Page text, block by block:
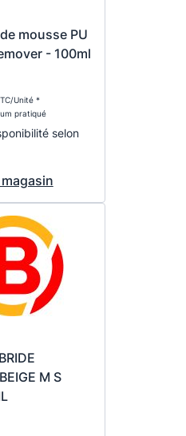
mousse PU
- 100ml
Unité *
pratiqué
selon
M S